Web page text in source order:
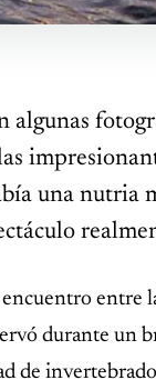
una nutria
entre
durante un
de